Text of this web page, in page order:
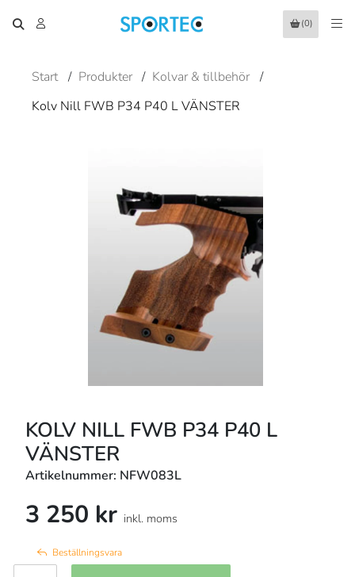
(0)
Start / Produkter / Kolvar & tillbehör /
Kolv Nill FWB P34 P40 L VÄNSTER
KOLV NILL FWB P34 P40 L
VÄNSTER
Artikelnummer: NFW083L
3 250 kr inkl. moms
Beställningsvara